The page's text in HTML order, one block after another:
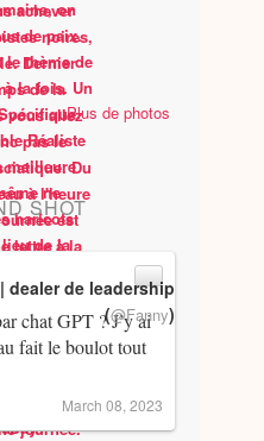
Plus de photos
SHOT
chat GPT ? J’y ai
fait le boulot tout
dealer de leadership
(@Fanny)
March 08, 2023